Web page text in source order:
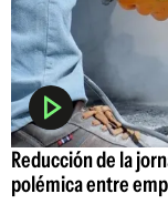
Reducción de la
polémica entre